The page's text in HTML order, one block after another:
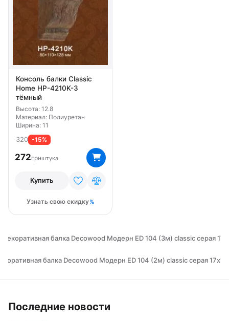
Консоль балки Classic
Home HP-4210K-3
тёмный
Высота: 12.8
Материал: Полиуретан
Ширина: 11
320 -15%
272грнштука
Купить
Узнать свою скидку
балка Decowood Модерн ED 104 (3м) classic серая
балка Decowood Модерн ED 104 (2м) classic серая
Последние новости